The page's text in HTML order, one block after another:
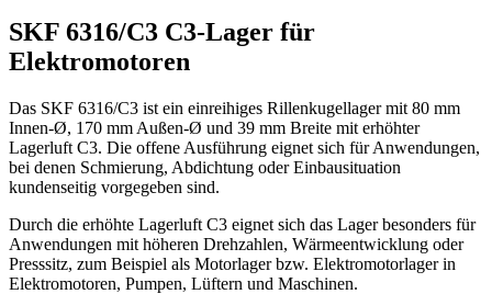
SKF 6316/C3 C3-Lager für
Elektromotoren
Das SKF 6316/C3 ist ein einreihiges Rillenkugellager mit 80 mm
Innen-Ø, 170 mm Außen-Ø und 39 mm Breite mit erhöhter
Lagerluft C3. Die offene Ausführung eignet sich für Anwendungen,
bei denen Schmierung, Abdichtung oder Einbausituation
kundenseitig vorgegeben sind.
Durch die erhöhte Lagerluft C3 eignet sich das Lager besonders für
Anwendungen mit höheren Drehzahlen, Wärmeentwicklung oder
Presssitz, zum Beispiel als Motorlager bzw. Elektromotorlager in
Elektromotoren, Pumpen, Lüftern und Maschinen.